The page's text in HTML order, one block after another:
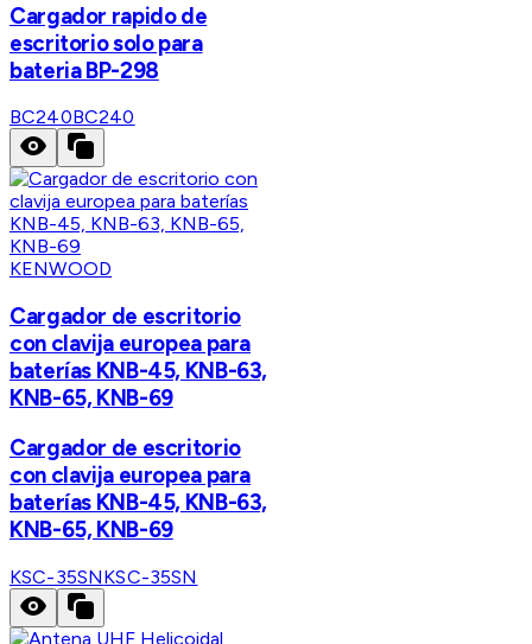
Cargador rapido de
escritorio solo para
bateria BP-298
BC240BC240
KENWOOD
Cargador de escritorio
con clavija europea para
baterías KNB-45, KNB-63,
KNB-65, KNB-69
Cargador de escritorio
con clavija europea para
baterías KNB-45, KNB-63,
KNB-65, KNB-69
KSC-35SNKSC-35SN